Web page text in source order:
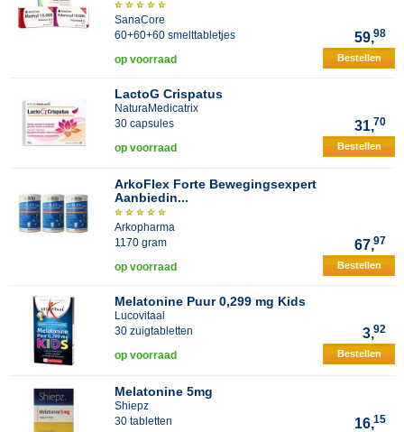
SanaCore
60+60+60 smelttabletjes
59,98
op voorraad Bestellen
LactoG Crispatus
NaturaMedicatrix
30 capsules
31,70
op voorraad Bestellen
ArkoFlex Forte Bewegingsexpert
Aanbiedin...
Arkopharma
1170 gram
67,97
op voorraad Bestellen
Melatonine Puur 0,299 mg Kids
Lucovitaal
30 zuigtabletten
3,92
op voorraad Bestellen
Melatonine 5mg
Shiepz
30 tabletten
16,15